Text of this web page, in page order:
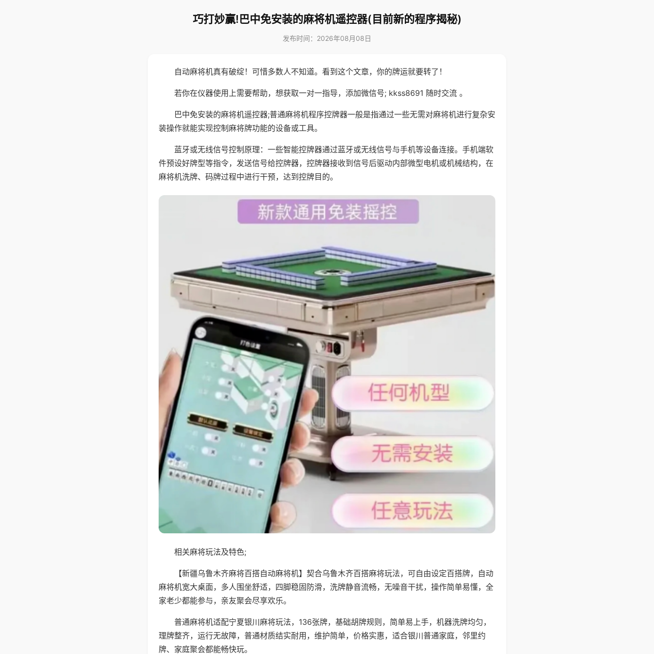
巧打妙赢!巴中免安装的麻将机遥控器(目前新的程序揭秘)
发布时间：2026年08月08日
自动麻将机真有破绽！可惜多数人不知道。看到这个文章，你的牌运就要转了！
若你在仪器使用上需要帮助，想获取一对一指导，添加微信号; kkss8691 随时交流 。
巴中免安装的麻将机遥控器;普通麻将机程序控牌器一般是指通过一些无需对麻将机进行复杂安
装操作就能实现控制麻将牌功能的设备或工具。
蓝牙或无线信号控制原理：一些智能控牌器通过蓝牙或无线信号与手机等设备连接。手机端软
件预设好牌型等指令，发送信号给控牌器，控牌器接收到信号后驱动内部微型电机或机械结构，在
麻将机洗牌、码牌过程中进行干预，达到控牌目的。
相关麻将玩法及特色;
【新疆乌鲁木齐麻将百搭自动麻将机】契合乌鲁木齐百搭麻将玩法，可自由设定百搭牌，自动
麻将机宽大桌面，多人围坐舒适，四脚稳固防滑，洗牌静音流畅，无噪音干扰，操作简单易懂，全
家老少都能参与，亲友聚会尽享欢乐。
普通麻将机适配宁夏银川麻将玩法，136张牌，基础胡牌规则，简单易上手，机器洗牌均匀，
理牌整齐，运行无故障，普通材质结实耐用，维护简单，价格实惠，适合银川普通家庭，邻里约
牌、家庭聚会都能畅快玩。